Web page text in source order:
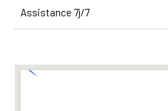
Assistance 7j/7